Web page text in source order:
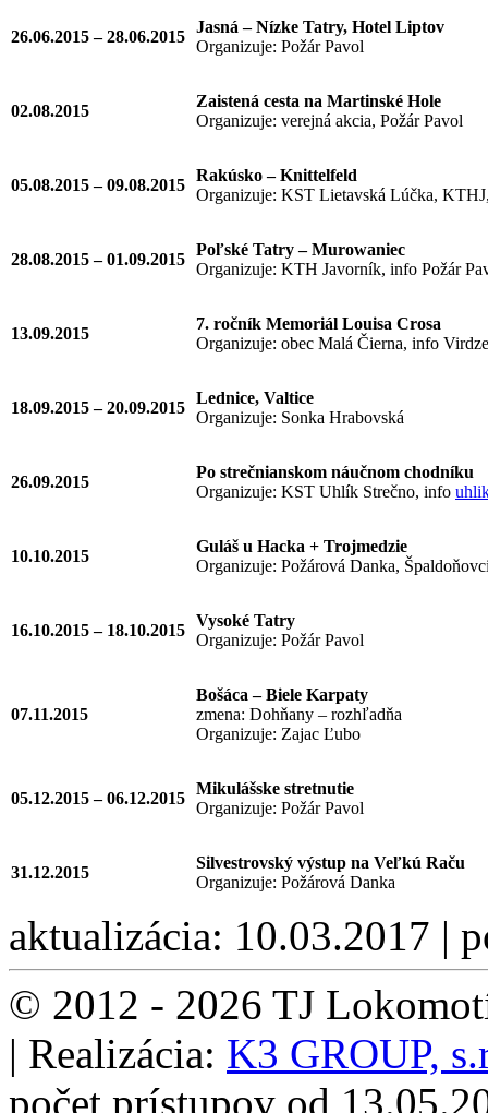
26.06.2015 – 28.06.2015
Jasná – Nízke Tatry, Hotel Liptov
Organizuje: Požár Pavol
02.08.2015
Zaistená cesta na Martinské Hole
Organizuje: verejná akcia, Požár Pavol
05.08.2015 – 09.08.2015
Rakúsko – Knittelfeld
Organizuje: KST Lietavská Lúčka,
28.08.2015 – 01.09.2015
Poľské Tatry – Murowaniec
Organizuje: KTH Javorník, info Požár
13.09.2015
7. ročník Memoriál Louisa Crosa
Organizuje: obec Malá Čierna, info
18.09.2015 – 20.09.2015
Lednice, Valtice
Organizuje: Sonka Hrabovská
26.09.2015
Po strečnianskom náučnom chodníku
Organizuje: KST Uhlík Strečno, info
10.10.2015
Guláš u Hacka + Trojmedzie
Organizuje: Požárová Danka,
16.10.2015 – 18.10.2015
Vysoké Tatry
Organizuje: Požár Pavol
07.11.2015
Bošáca – Biele Karpaty
zmena: Dohňany – rozhľadňa
Organizuje: Zajac Ľubo
05.12.2015 – 06.12.2015
Mikulášske stretnutie
Organizuje: Požár Pavol
31.12.2015
Silvestrovský výstup na Veľkú Raču
Organizuje: Požárová Danka
aktualizácia: 10.03.2017 |
© 2012 - 2026 TJ
| Realizácia: K3 GROUP,
počet prístupov od